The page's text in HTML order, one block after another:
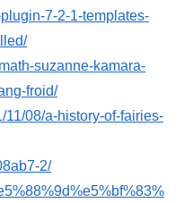
7-2-1-templates-
suzanne-kamara-
froid/
11/08/a-history-of-fairies-
2/